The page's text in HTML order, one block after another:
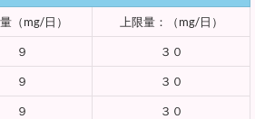
（mg/日） 上限量：（mg/日）
９ ３０
９ ３０
９ ３０